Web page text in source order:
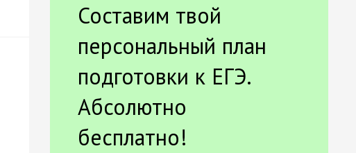
Составим твой
персональный план
подготовки к ЕГЭ.
Абсолютно
бесплатно!